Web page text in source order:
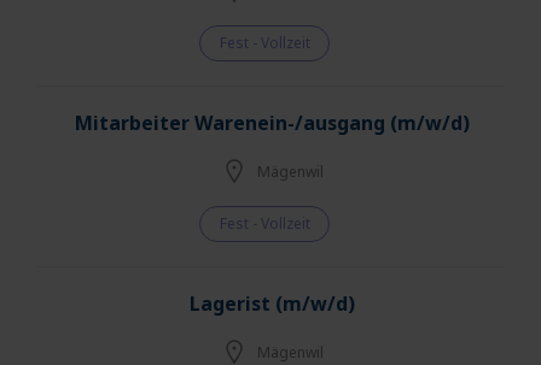
Fest - Vollzeit
Mitarbeiter Warenein-/ausgang (m/w/d)
Mägenwil
Fest - Vollzeit
Lagerist (m/w/d)
Mägenwil